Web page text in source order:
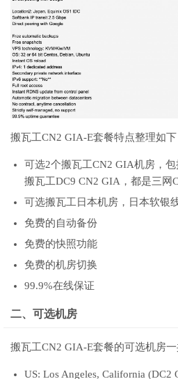
搬瓦工CN2 GIA-E套餐特点整理如下
可选2个搬瓦工CN2 GIA机房，
搬瓦工DC9 CN2 GIA，都是三网
可选搬瓦工日本机房，日本软银
免费的自动备份
免费的快照功能
免费的机房切换
99.9%在线保证
二、可选机房
搬瓦工CN2 GIA-E套餐的可选机房一
US: Los Angeles, California